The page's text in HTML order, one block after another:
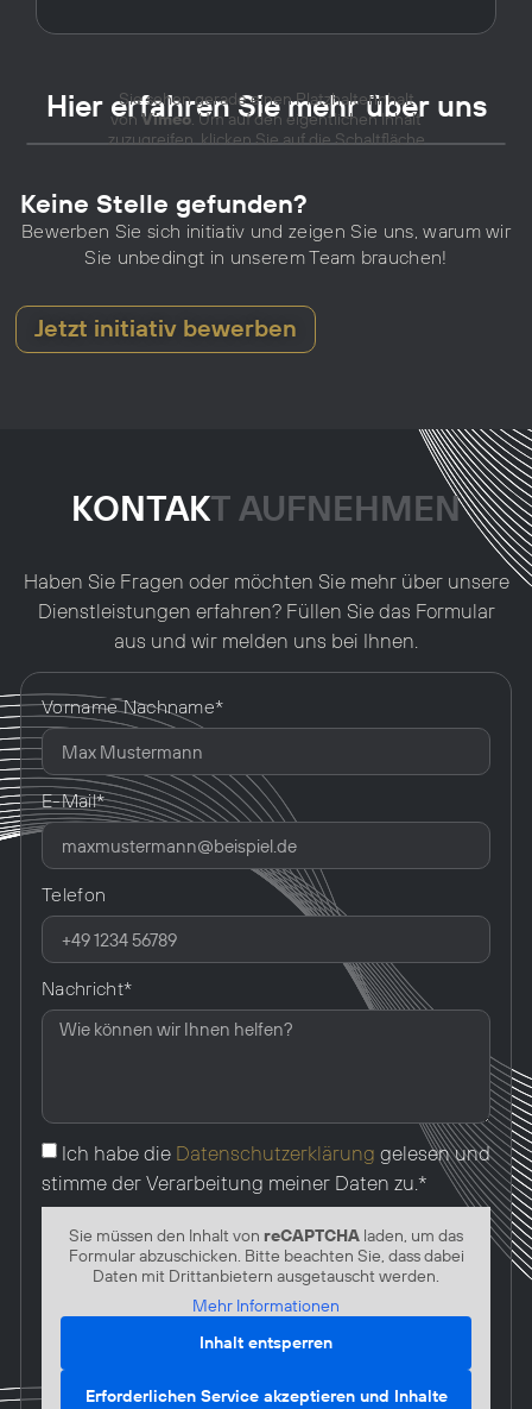
Hier erfahren Sie mehr über uns
Sie sehen gerade einen Platzhalterinhalt
von Vimeo. Um auf den eigentlichen Inhalt
zuzugreifen, klicken Sie auf die Schaltfläche
Mehr Informationen
Inhalt entsperren
und Inhalte entsperren
Keine Stelle gefunden?
Bewerben Sie sich initiativ und zeigen Sie uns, warum wir
Sie unbedingt in unserem Team brauchen!
Jetzt initiativ bewerben
KONTAKT AUFNEHMEN
Haben Sie Fragen oder möchten Sie mehr über unsere
Dienstleistungen erfahren? Füllen Sie das Formular
aus und wir melden uns bei Ihnen.
Vorname Nachname*
E-Mail*
Telefon
Nachricht*
Ich habe die Datenschutzerklärung gelesen und
stimme der Verarbeitung meiner Daten zu.*
Sie müssen den Inhalt von reCAPTCHA laden, um das
Formular abzuschicken. Bitte beachten Sie, dass dabei
Daten mit Drittanbietern ausgetauscht werden.
Mehr Informationen
Inhalt entsperren
Erforderlichen Service akzeptieren und Inhalte